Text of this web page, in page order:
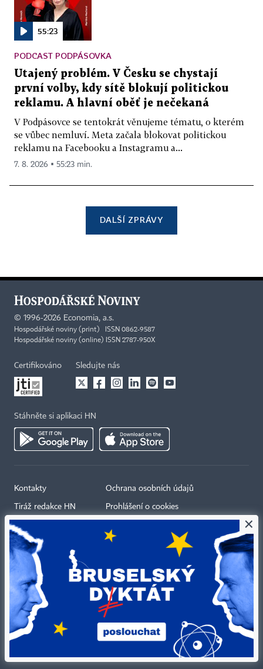
55:23
PODCAST PODPÁSOVKA
Utajený problém. V Česku se chystají
první volby, kdy sítě blokují politickou
reklamu. A hlavní oběť je nečekaná
V Podpásovce se tentokrát věnujeme tématu, o kterém
se vůbec nemluví. Meta začala blokovat politickou
reklamu na Facebooku a Instagramu a...
7. 8. 2026 ▪ 55:23 min.
DALŠÍ ZPRÁVY
© 1996-2026 Economia, a.s.
Hospodářské noviny (print) ISSN 0862-9587
Hospodářské noviny (online) ISSN 2787-950X
Certifikováno Sledujte nás
Stáhněte si aplikaci HN
Kontakty
Tiráž redakce HN
Economia
Kariéra v HN
Ceník inzerce
Ochrana osobních údajů
Prohlášení o cookies
Všeobecné smluvní podmínky
Koupit / darovat předplatné
Eventy
Newslettery
×